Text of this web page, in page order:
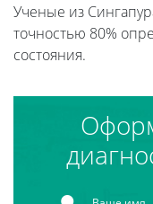
Ученые из
точностью 80%
состояния.